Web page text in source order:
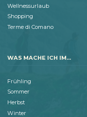
Wellnessurlaub
Shopping
Terme di Comano
WAS MACHE ICH IM...
Frühling
Sommer
Herbst
Winter